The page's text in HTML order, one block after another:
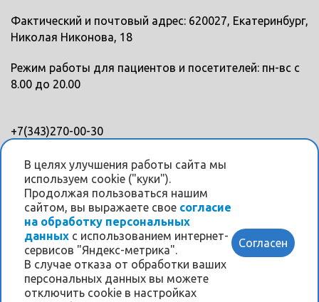
В целях улучшения работы сайта мы
используем cookie ("куки").
Продолжая пользоваться нашим
сайтом, вы выражаете свое согласие
на обработку персональных
данных с использованием интернет-
сервисов "Яндекс-метрика".
В случае отказа от обработки ваших
персональных данных вы можете
отключить cookie в настройках
Согласен
Фактический и почтовый адрес: 620027, Екатеринбург,
Николая Никонова, 18
Режим работы для пациентов и посетителей: пн-вс с
8.00 до 20.00
+7(343)270-00-30
Мы в соцсетях
Информация на данном интернет-сайте носит
исключительно ознакомительный характер и ни при